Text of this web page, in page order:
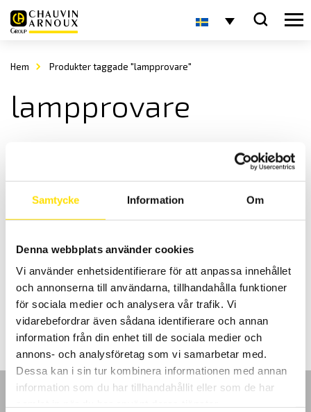
Samtycke Information Om
Denna webbplats använder cookies
Vi använder enhetsidentifierare för att anpassa innehållet
och annonserna till användarna, tillhandahålla funktioner
för sociala medier och analysera vår trafik. Vi
vidarebefordrar även sådana identifierare och annan
information från din enhet till de sociala medier och
annons- och analysföretag som vi samarbetar med.
Dessa kan i sin tur kombinera informationen med annan
information som du har tillhandahållit eller som de har
Hem Produkter taggade "lampprovare"
lampprovare
Elsäkerhetsprovare ATS400 LG-ACX
Elsäkerhetsprovare automatiskt testsystem ATS400 Variant LG-ACX
LÄS MER